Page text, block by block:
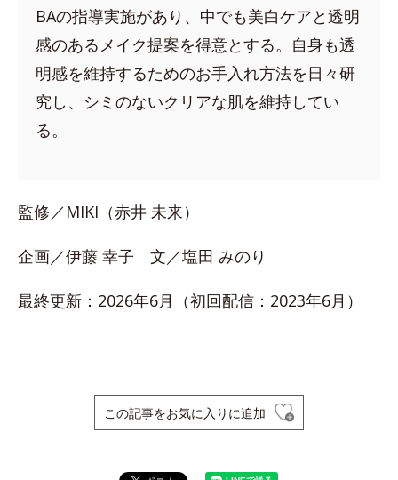
BAの指導実施があり、中でも美白ケアと透明
感のあるメイク提案を得意とする。自身も透
明感を維持するためのお手入れ方法を日々研
究し、シミのないクリアな肌を維持してい
る。
監修／MIKI（赤井 未来）
企画／伊藤 幸子 文／塩田 みのり
最終更新：2026年6月（初回配信：2023年6月）
この記事をお気に入りに追加